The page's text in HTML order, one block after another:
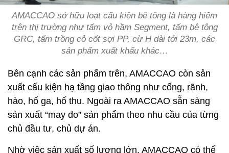
AMACCAO sở hữu loạt cấu kiện bê tông là hàng hiếm
trên thị trường như tấm vỏ hầm Segment, tấm bê tông
GRC, tấm trồng cỏ cốt sợi PP, cừ H dài tới 23m, các
sản phẩm xuất khẩu khác…
Bên cạnh các sản phẩm trên, AMACCAO còn sản
xuất cấu kiện hạ tầng giao thông như cống, rãnh,
hào, hố ga, hố thu. Ngoài ra AMACCAO sẵn sàng
sản xuất “may đo” sản phẩm theo nhu cầu của từng
chủ đầu tư, chủ dự án.
Nhờ việc sản xuất số lượng lớn, AMACCAO có thể